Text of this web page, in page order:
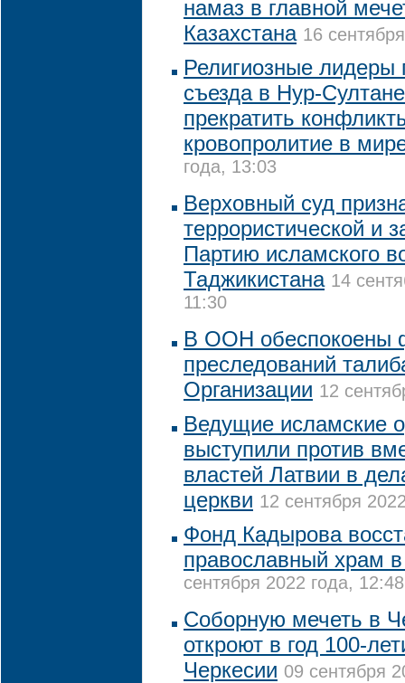
намаз в главной
Казахстана 16
Религиозные лидеры
съезда в Нур-
прекратить
кровопролитие в
года, 13:03
Верховный суд
террористической и
Партию исламского
Таджикистана 14
11:30
В ООН обеспокоены
преследований
Организации 12
Ведущие исламские
выступили против
властей Латвии в
церкви 12 сентября
Фонд Кадырова
православный храм
сентября 2022 года, 12:48
Соборную мечеть в
откроют в год 100-
Черкесии 09 сентября